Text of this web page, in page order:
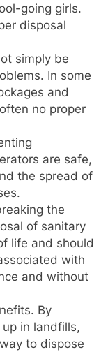
going girls.
disposal
simply be
In some
and
no proper
are safe,
the spread of
the
of sanitary
life and should
with
and without
By
in landfills,
to dispose